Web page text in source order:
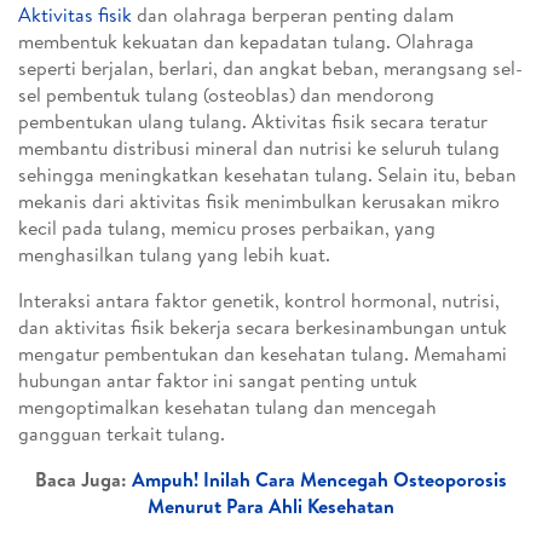
Aktivitas fisikdan olahraga berperan penting dalam
membentuk kekuatan dan kepadatan tulang. Olahraga
seperti berjalan, berlari, dan angkat beban, merangsang sel-
sel pembentuk tulang (osteoblas) dan mendorong
pembentukan ulang tulang. Aktivitas fisik secara teratur
membantu distribusi mineral dan nutrisi ke seluruh tulang
sehingga meningkatkan kesehatan tulang. Selain itu, beban
mekanis dari aktivitas fisik menimbulkan kerusakan mikro
kecil pada tulang, memicu proses perbaikan, yang
menghasilkan tulang yang lebih kuat.
Interaksi antara faktor genetik, kontrol hormonal, nutrisi,
dan aktivitas fisik bekerja secara berkesinambungan untuk
mengatur pembentukan dan kesehatan tulang. Memahami
hubungan antar faktor ini sangat penting untuk
mengoptimalkan kesehatan tulang dan mencegah
gangguan terkait tulang.
Baca Juga: Ampuh! Inilah Cara Mencegah Osteoporosis
Menurut Para Ahli Kesehatan